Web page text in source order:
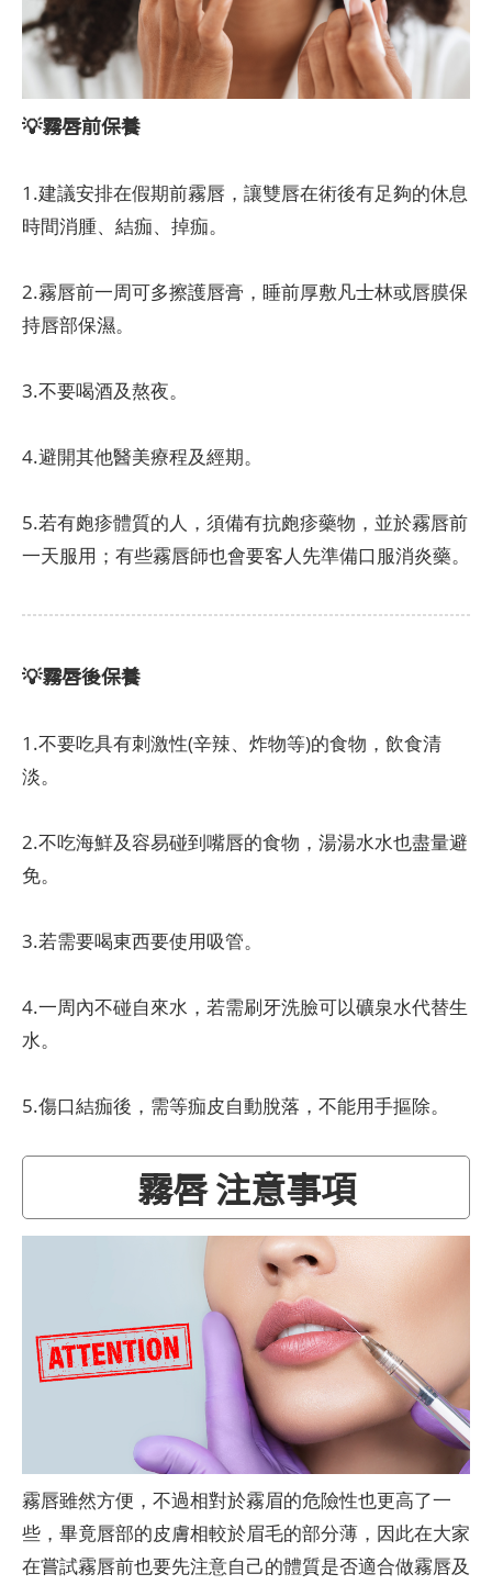
💡霧唇前保養
1.建議安排在假期前霧唇，讓雙唇在術後有足夠的休息
時間消腫、結痂、掉痂。
2.霧唇前一周可多擦護唇膏，睡前厚敷凡士林或唇膜保
持唇部保濕。
3.不要喝酒及熬夜。
4.避開其他醫美療程及經期。
5.若有皰疹體質的人，須備有抗皰疹藥物，並於霧唇前
一天服用；有些霧唇師也會要客人先準備口服消炎藥。
💡霧唇後保養
1.不要吃具有刺激性(辛辣、炸物等)的食物，飲食清
淡。
2.不吃海鮮及容易碰到嘴唇的食物，湯湯水水也盡量避
免。
3.若需要喝東西要使用吸管。
4.一周內不碰自來水，若需刷牙洗臉可以礦泉水代替生
水。
5.傷口結痂後，需等痂皮自動脫落，不能用手摳除。
霧唇 注意事項
霧唇雖然方便，不過相對於霧眉的危險性也更高了一
些，畢竟唇部的皮膚相較於眉毛的部分薄，因此在大家
在嘗試霧唇前也要先注意自己的體質是否適合做霧唇及